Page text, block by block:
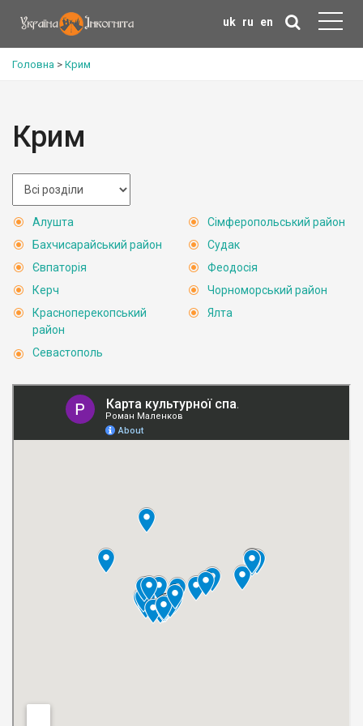
uk ru en
Головна > Крим
Крим
Алушта
Бахчисарайський район
Євпаторія
Керч
Красноперекопський
район
Севастополь
Сімферопольський район
Судак
Феодосія
Чорноморський район
Ялта